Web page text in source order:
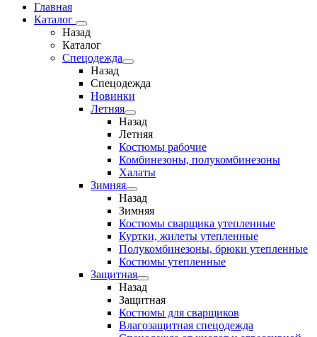
Главная
Каталог
Назад
Каталог
Спецодежда
Назад
Спецодежда
Новинки
Летняя
Назад
Летняя
Костюмы рабочие
Комбинезоны, полукомбинезоны
Халаты
Зимняя
Назад
Зимняя
Костюмы сварщика утепленные
Куртки, жилеты утепленные
Полукомбинезоны, брюки утепленные
Костюмы утепленные
Защитная
Назад
Защитная
Костюмы для сварщиков
Влагозащитная спецодежда